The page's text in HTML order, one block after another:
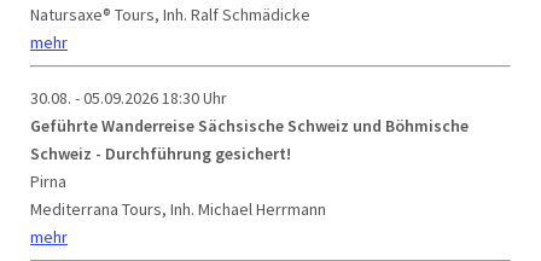
Natursaxe® Tours, Inh. Ralf Schmädicke
mehr
30.08. - 05.09.202618:30 Uhr
Geführte Wanderreise Sächsische Schweiz und Böhmische
Schweiz - Durchführung gesichert!
Pirna
Mediterrana Tours, Inh. Michael Herrmann
mehr